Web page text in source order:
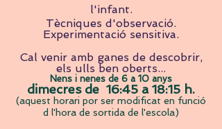
l'infant.
Tècniques d'observació.
Experimentació sensitiva.
Cal venir amb ganes de descobrir,
els ulls ben oberts...
Nens i nenes de 6 a 10 anys
dimecres de 16:45 a 18:15 h.
(aquest horari por ser modificat en funció
d l'hora de sortida de l'escola)